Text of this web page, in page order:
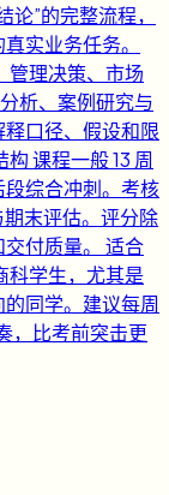
”的完整流程，
实业务任务。
管理决策、市场
析、案例研究与
口径、假设和限
课程一般 13 周
综合冲刺。考核
末评估。评分除
付质量。 适合
科学生，尤其是
同学。建议每周
，比考前突击更